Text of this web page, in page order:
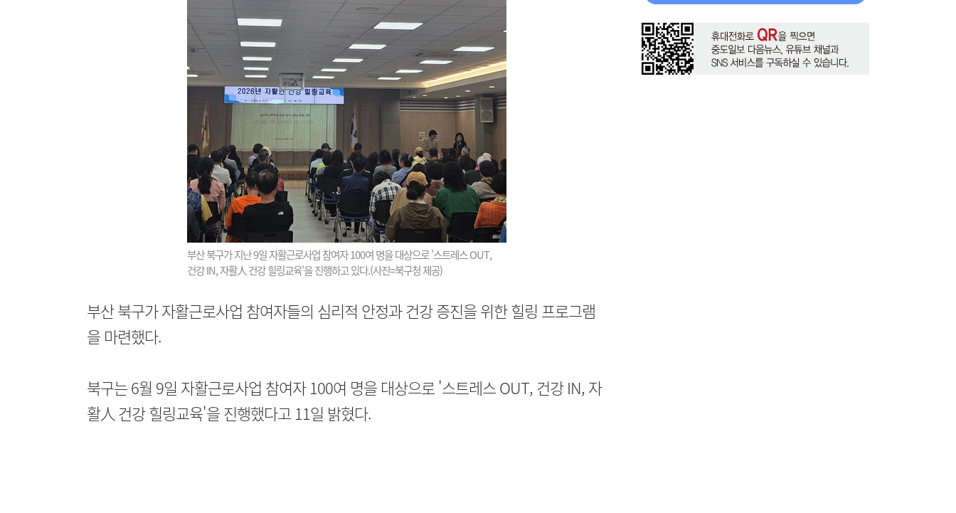
부산 북구가 지난 9일 자활근로사업 참여자 100여 명을 대상으로 '스트레스 OUT,
건강 IN, 자활人 건강 힐링교육'을 진행하고 있다.(사진=북구청 제공)
부산 북구가 자활근로사업 참여자들의 심리적 안정과 건강 증진을 위한 힐링 프로그램
을 마련했다.
북구는 6월 9일 자활근로사업 참여자 100여 명을 대상으로 '스트레스 OUT, 건강 IN, 자
활人 건강 힐링교육'을 진행했다고 11일 밝혔다.